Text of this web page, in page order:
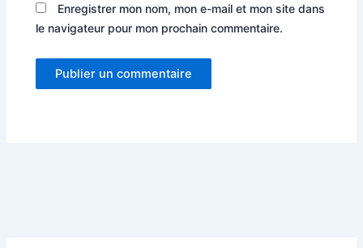
Enregistrer mon nom, mon e-mail et mon site dans
le navigateur pour mon prochain commentaire.